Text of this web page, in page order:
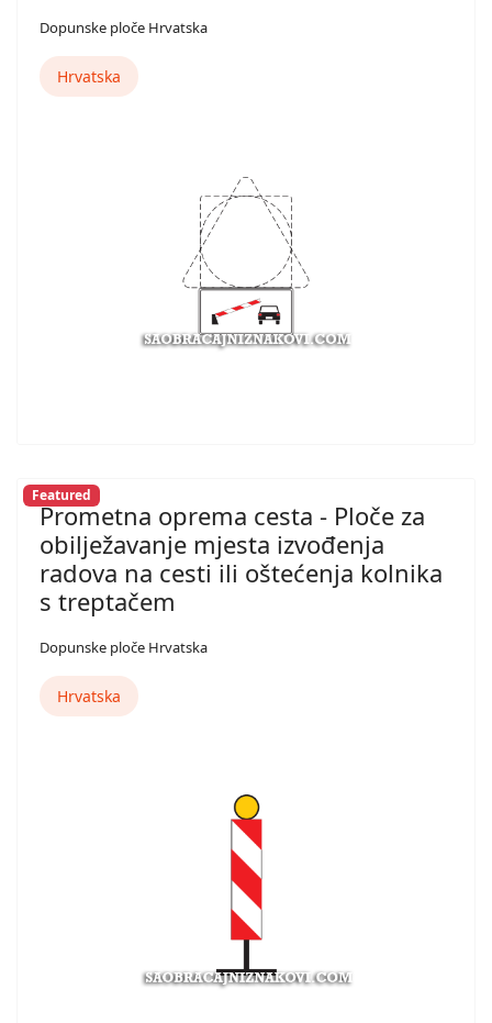
Dopunske ploče Hrvatska
Hrvatska
Featured
Prometna oprema cesta - Ploče za
obilježavanje mjesta izvođenja
radova na cesti ili oštećenja kolnika
s treptačem
Dopunske ploče Hrvatska
Hrvatska